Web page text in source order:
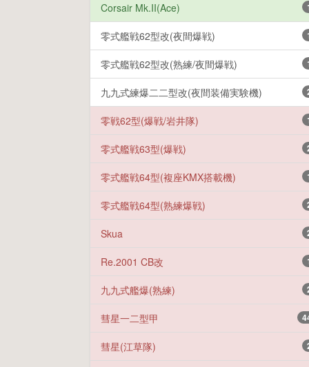
Corsair Mk.II(Ace)
零式艦戦62型改(夜間爆戦)
零式艦戦62型改(熟練/夜間爆戦)
九九式練爆二二型改(夜間装備実験機)
零戦62型(爆戦/岩井隊)
零式艦戦63型(爆戦)
零式艦戦64型(複座KMX搭載機)
零式艦戦64型(熟練爆戦)
Skua
Re.2001 CB改
九九式艦爆(熟練)
彗星一二型甲
彗星(江草隊)